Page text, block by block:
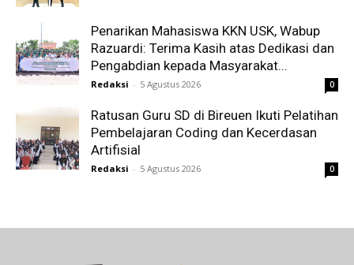
Penarikan Mahasiswa KKN USK, Wabup
Razuardi: Terima Kasih atas Dedikasi dan
Pengabdian kepada Masyarakat...
Redaksi - 5 Agustus 2026 0
Ratusan Guru SD di Bireuen Ikuti Pelatihan
Pembelajaran Coding dan Kecerdasan
Artifisial
Redaksi - 5 Agustus 2026 0